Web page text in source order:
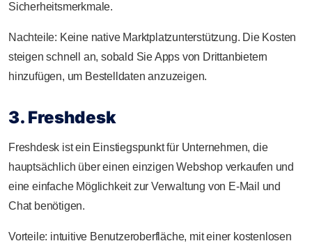
Sicherheitsmerkmale.
Nachteile: Keine native Marktplatzunterstützung. Die Kosten
steigen schnell an, sobald Sie Apps von Drittanbietern
hinzufügen, um Bestelldaten anzuzeigen.
3. Freshdesk
Freshdesk ist ein Einstiegspunkt für Unternehmen, die
hauptsächlich über einen einzigen Webshop verkaufen und
eine einfache Möglichkeit zur Verwaltung von E-Mail und
Chat benötigen.
Vorteile: intuitive Benutzeroberfläche, mit einer kostenlosen